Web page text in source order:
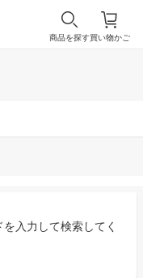
買い物かご
商品を探す
入力して検索してく